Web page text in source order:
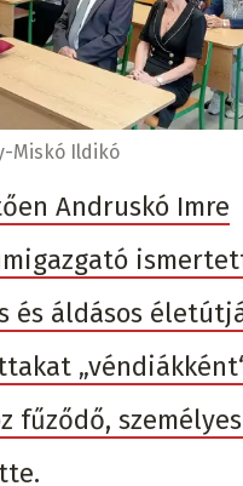
Miskó Ildikó
Andruskó Imre
és áldásos
fűződő,